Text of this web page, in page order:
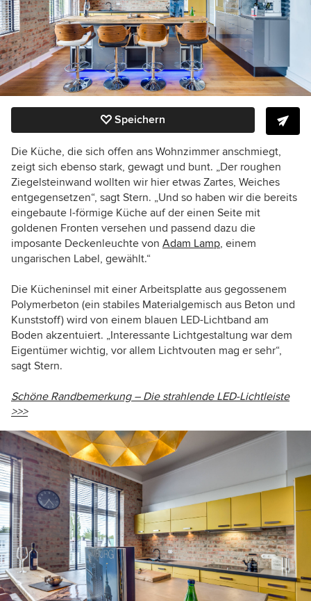
Speichern
Die Küche, die sich offen ans Wohnzimmer anschmiegt,
zeigt sich ebenso stark, gewagt und bunt. „Der roughen
Ziegelsteinwand wollten wir hier etwas Zartes, Weiches
entgegensetzen“, sagt Stern. „Und so haben wir die bereits
eingebaute l-förmige Küche auf der einen Seite mit
goldenen Fronten versehen und passend dazu die
imposante Deckenleuchte von Adam Lamp, einem
ungarischen Label, gewählt.“
Die Kücheninsel mit einer Arbeitsplatte aus gegossenem
Polymerbeton (ein stabiles Materialgemisch aus Beton und
Kunststoff) wird von einem blauen LED-Lichtband am
Boden akzentuiert. „Interessante Lichtgestaltung war dem
Eigentümer wichtig, vor allem Lichtvouten mag er sehr“,
sagt Stern.
Schöne Randbemerkung – Die strahlende LED-Lichtleiste
>>>